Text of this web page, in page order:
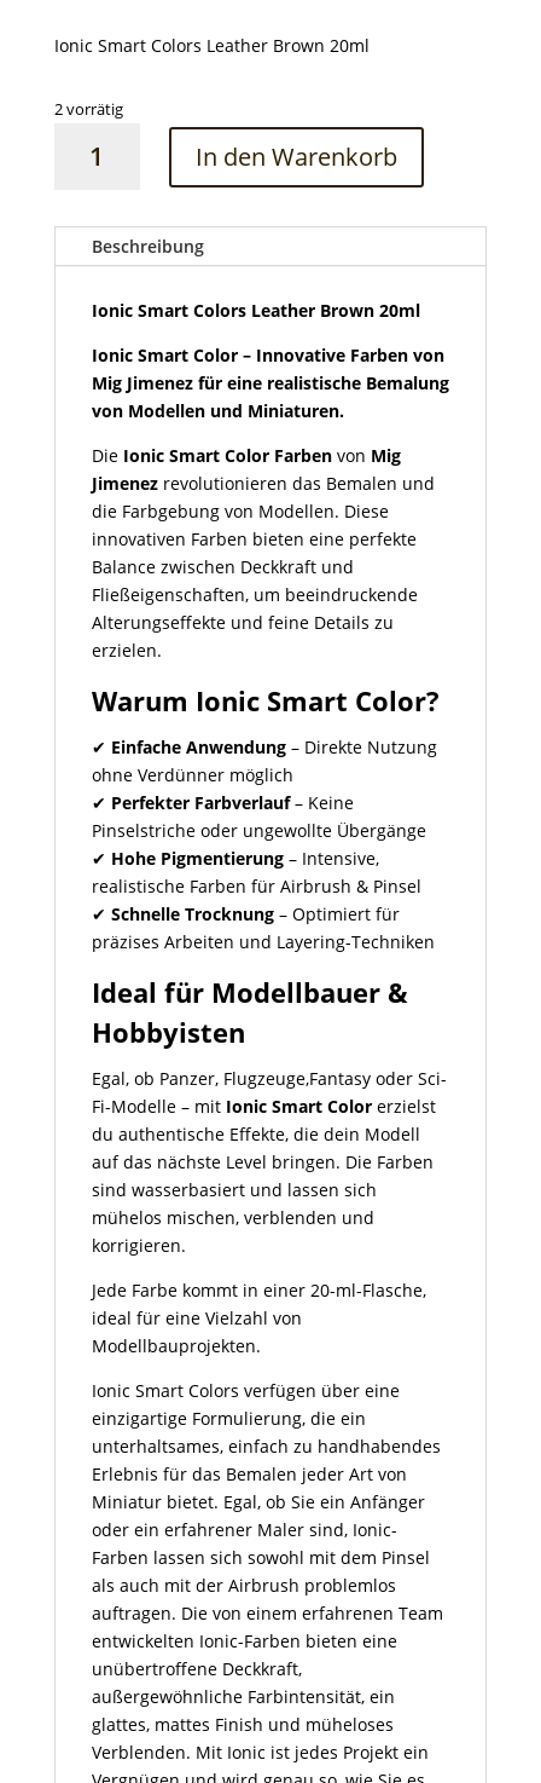
Ionic Smart Colors Leather Brown 20ml
2 vorrätig
Smart
Brown
Menge
In den Warenkorb
Beschreibung
Ionic Smart Colors Leather Brown 20ml
Ionic Smart Color – Innovative Farben von
Mig Jimenez für eine realistische Bemalung
von Modellen und Miniaturen.
Die Ionic Smart Color Farbenvon Mig
Jimenezrevolutionieren das Bemalen und
die Farbgebung von Modellen. Diese
innovativen Farben bieten eine perfekte
Balance zwischen Deckkraft und
Fließeigenschaften, um beeindruckende
Alterungseffekte und feine Details zu
erzielen.
Warum Ionic Smart Color?
✔ Einfache Anwendung– Direkte Nutzung
ohne Verdünner möglich
✔ Perfekter Farbverlauf– Keine
Pinselstriche oder ungewollte Übergänge
✔ Hohe Pigmentierung– Intensive,
realistische Farben für Airbrush & Pinsel
✔ Schnelle Trocknung– Optimiert für
präzises Arbeiten und Layering-Techniken
Ideal für Modellbauer &
Hobbyisten
Egal, ob Panzer, Flugzeuge,Fantasy oder Sci-
Fi-Modelle – mit Ionic Smart Colorerzielst
du authentische Effekte, die dein Modell
auf das nächste Level bringen. Die Farben
sind wasserbasiert und lassen sich
mühelos mischen, verblenden und
korrigieren.
Jede Farbe kommt in einer 20-ml-Flasche,
ideal für eine Vielzahl von
Modellbauprojekten.
Ionic Smart Colors verfügen über eine
einzigartige Formulierung, die ein
unterhaltsames, einfach zu handhabendes
Erlebnis für das Bemalen jeder Art von
Miniatur bietet. Egal, ob Sie ein Anfänger
oder ein erfahrener Maler sind, Ionic-
Farben lassen sich sowohl mit dem Pinsel
als auch mit der Airbrush problemlos
auftragen. Die von einem erfahrenen Team
entwickelten Ionic-Farben bieten eine
unübertroffene Deckkraft,
außergewöhnliche Farbintensität, ein
glattes, mattes Finish und müheloses
Verblenden. Mit Ionic ist jedes Projekt ein